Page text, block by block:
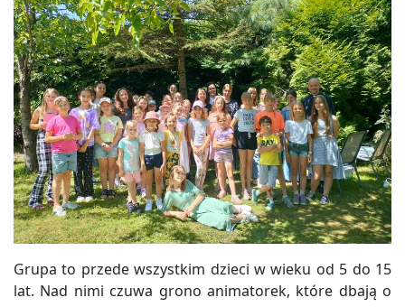
Grupa to przede wszystkim dzieci w wieku od 5 do 15
lat. Nad nimi czuwa grono animatorek, które dbają o